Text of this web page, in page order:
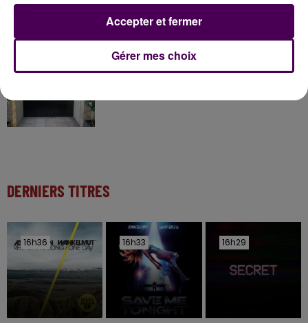
Inscrivez-vous au casting The Voice & The Voice
Kids !
12h02
DERNIERS TITRES
16h36
16h36 16h33
16h33 16h29
16h29
Gérer mes choix
Accepter et fermer